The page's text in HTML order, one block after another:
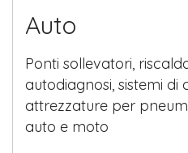
Auto
Ponti sollevatori,
autodiagnosi, sistemi di
attrezzature per
auto e moto